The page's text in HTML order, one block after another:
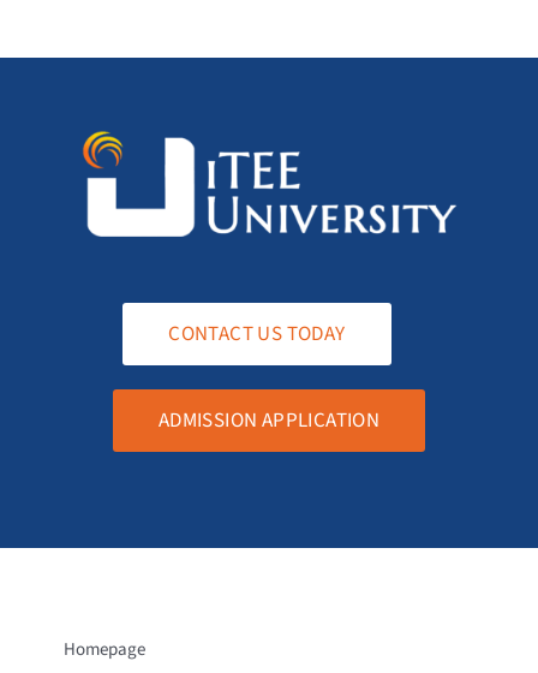
CONTACT US TODAY
ADMISSION APPLICATION
Homepage